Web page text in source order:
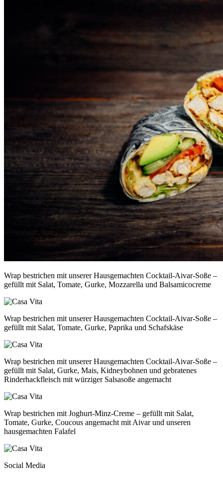
Wrap bestrichen mit unserer Hausgemachten Cocktail-Aivar-Soße –
gefüllt mit Salat, Tomate, Gurke, Mozzarella und Balsamicocreme
Wrap bestrichen mit unserer Hausgemachten Cocktail-Aivar-Soße –
gefüllt mit Salat, Tomate, Gurke, Paprika und Schafskäse
Wrap bestrichen mit unserer Hausgemachten Cocktail-Aivar-Soße –
gefüllt mit Salat, Gurke, Mais, Kidneybohnen und gebratenes
Rinderhackfleisch mit würziger Salsasoße angemacht
Wrap bestrichen mit Joghurt-Minz-Creme – gefüllt mit Salat,
Tomate, Gurke, Coucous angemacht mit Aivar und unseren
hausgemachten Falafel
Social Media